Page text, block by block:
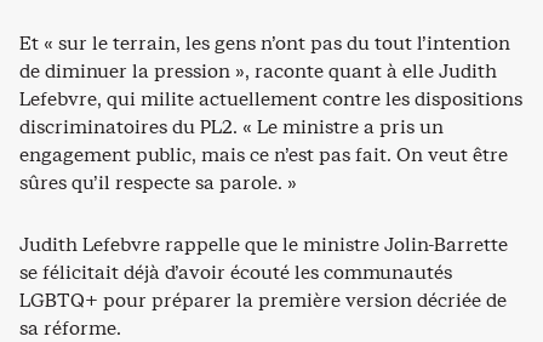
Et « sur le terrain, les gens n’ont pas du tout l’intention
de diminuer la pression », raconte quant à elle Judith
Lefebvre, qui milite actuellement contre les dispositions
discriminatoires du PL2. « Le ministre a pris un
engagement public, mais ce n’est pas fait. On veut être
sûres qu’il respecte sa parole. »
Judith Lefebvre rappelle que le ministre Jolin-Barrette
se félicitait déjà d’avoir écouté les communautés
LGBTQ+ pour préparer la première version décriée de
sa réforme.